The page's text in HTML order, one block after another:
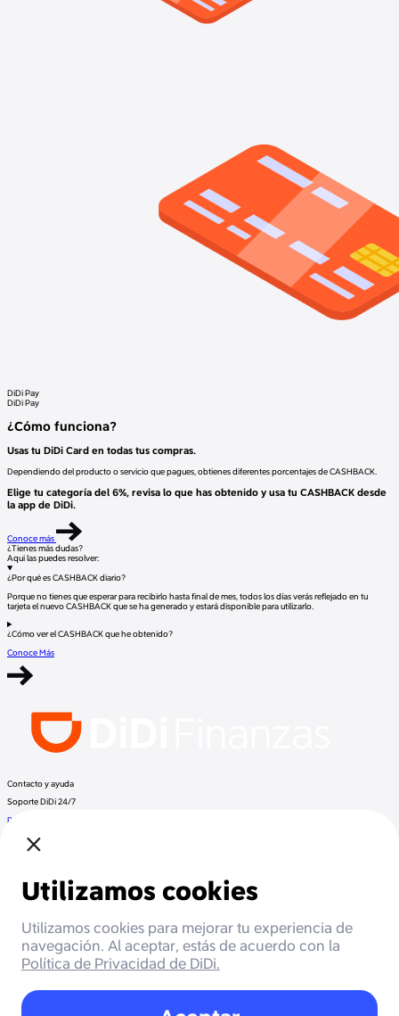
DiDi Pay
DiDi Pay
¿Cómo funciona?
Usas tu DiDi Card en todas tus compras.
Dependiendo del producto o servicio que pagues, obtienes diferentes porcentajes de CASHBACK.
Elige tu categoría del 6%, revisa lo que has obtenido y usa tu CASHBACK desde
la app de DiDi.
Conoce más
¿Tienes más dudas?
Aqui las puedes resolver:
¿Por qué es CASHBACK diario?
Porque no tienes que esperar para recibirlo hasta final de mes, todos los días verás reflejado en tu
tarjeta el nuevo CASHBACK que se ha generado y estará disponible para utilizarlo.
¿Cómo ver el CASHBACK que he obtenido?
Conoce Más
Contacto y ayuda
Soporte DiDi 24/7
Preguntas frecuentes
Llama a DiDi Finance al:
DiDi Pasajero
DiDi ConductorDiDi Food
DiDi
Beneficios
Soporte DiDi
Respaldada por Mastercard
Autoridad reguladora
Más información
Blog